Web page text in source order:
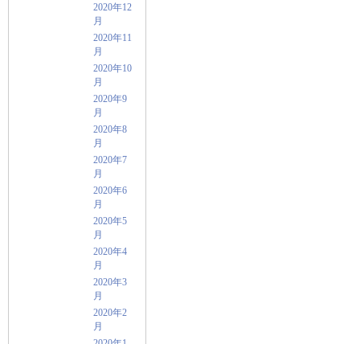
2020年12
月
2020年11
月
2020年10
月
2020年9
月
2020年8
月
2020年7
月
2020年6
月
2020年5
月
2020年4
月
2020年3
月
2020年2
月